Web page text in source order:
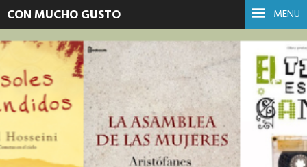
MENU
CON MUCHO GUSTO